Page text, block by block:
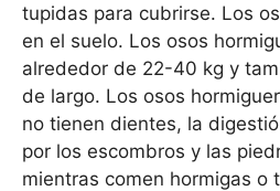
tupidas para cubrirse. Los
en el suelo. Los osos
alrededor de 22-40 kg y
de largo. Los osos
no tienen dientes, la
por los escombros y las
mientras comen hormigas o